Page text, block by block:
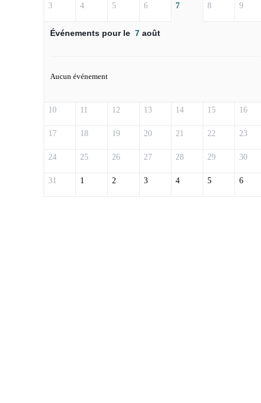
3 4 5 6 7 8 9
Événements pour le 7 août
Aucun événement
10 11 12 13 14 15 16
17 18 19 20 21 22 23
24 25 26 27 28 29 30
31 1 2 3 4 5 6